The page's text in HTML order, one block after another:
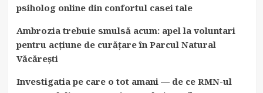
psiholog online din confortul casei tale
Ambrozia trebuie smulsă acum: apel la voluntari
pentru acțiune de curățare în Parcul Natural
Văcărești
Investigatia pe care o tot amani — de ce RMN-ul